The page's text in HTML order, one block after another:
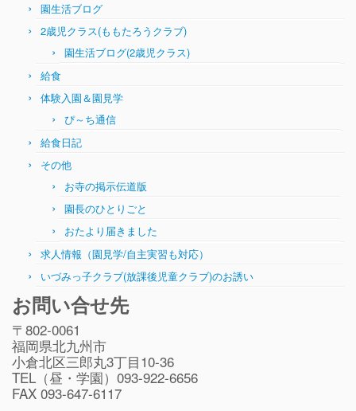
園生活ブログ
2歳児クラス(ももたろうクラブ)
園生活ブログ(2歳児クラス)
給食
体験入園＆園見学
ぴ～ち通信
給食日記
その他
お寺の掲示伝道版
園長のひとりごと
おたより届きました
求人情報（園見学/自主実習も対応）
いづみっ子クラブ(放課後児童クラブ)のお誘い
お問い合せ先
〒802-0061
福岡県北九州市
小倉北区三郎丸3丁目10-36
TEL（昼・学園）093-922-6656
FAX 093-647-6117